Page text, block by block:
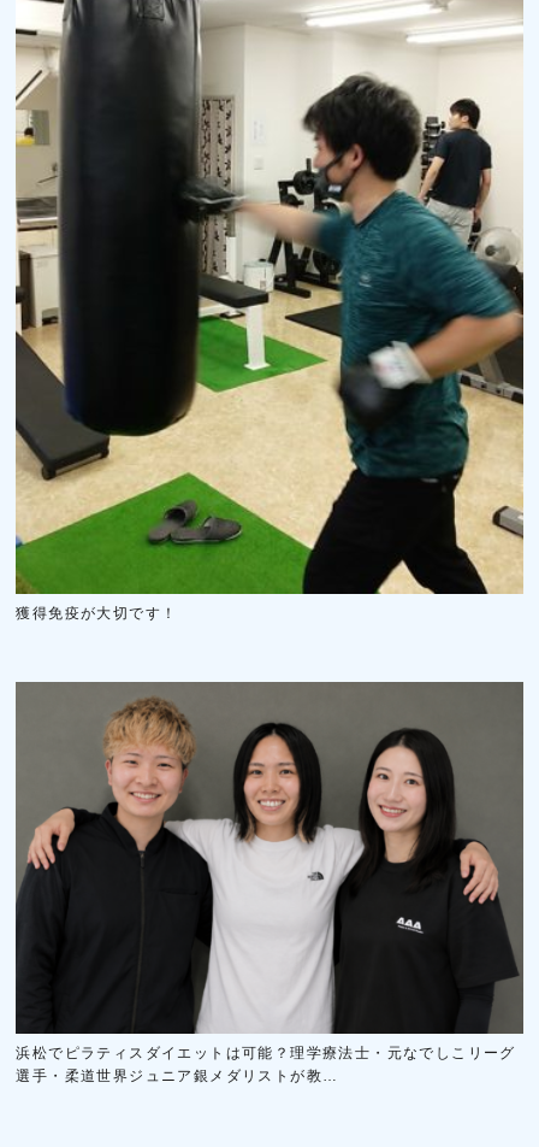
獲得免疫が大切です！
浜松でピラティスダイエットは可能？理学療法士・元なでしこリーグ
選手・柔道世界ジュニア銀メダリストが教…